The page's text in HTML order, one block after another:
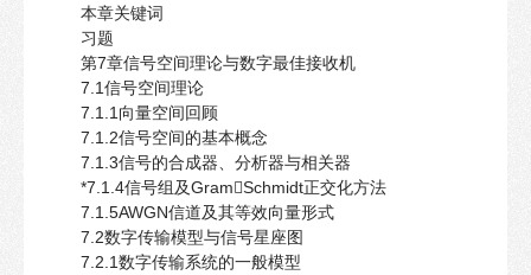
本章关键词
习题
第7章信号空间理论与数字最佳接收机
7.1信号空间理论
7.1.1向量空间回顾
7.1.2信号空间的基本概念
7.1.3信号的合成器、分析器与相关器
*7.1.4信号组及GramSchmidt正交化方法
7.1.5AWGN信道及其等效向量形式
7.2数字传输模型与信号星座图
7.2.1数字传输系统的一般模型